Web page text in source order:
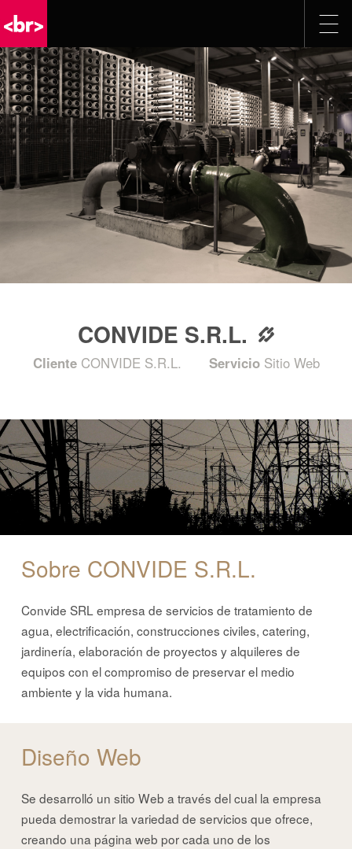
CONVIDE S.R.L.
Cliente CONVIDE S.R.L. Servicio Sitio Web
Sobre CONVIDE S.R.L.
Convide SRL empresa de servicios de tratamiento de
agua, electrificación, construcciones civiles, catering,
jardinería, elaboración de proyectos y alquileres de
equipos con el compromiso de preservar el medio
ambiente y la vida humana.
Diseño Web
Se desarrolló un sitio Web a través del cual la empresa
pueda demostrar la variedad de servicios que ofrece,
creando una página web por cada uno de los